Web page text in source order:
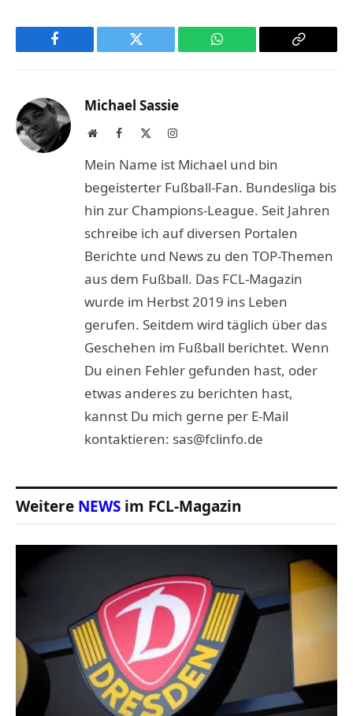
Facebook Twitter WhatsApp
Copy
Michael Sassie
WebsiteFacebook Instagram
Mein Name ist Michael und bin
begeisterter Fußball-Fan. Bundesliga bis
hin zur Champions-League. Seit Jahren
schreibe ich auf diversen Portalen
Berichte und News zu den TOP-Themen
aus dem Fußball. Das FCL-Magazin
wurde im Herbst 2019 ins Leben
gerufen. Seitdem wird täglich über das
Geschehen im Fußball berichtet. Wenn
Du einen Fehler gefunden hast, oder
etwas anderes zu berichten hast,
kannst Du mich gerne per E-Mail
kontaktieren: sas@fclinfo.de
Weitere NEWS im FCL-Magazin